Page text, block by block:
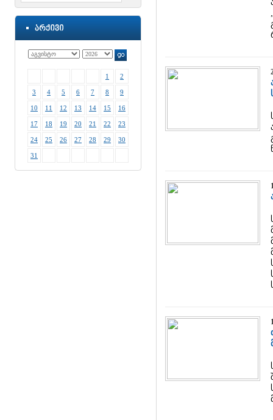
1 2
3 4 5 6 7 8 9
10 11 12 13 14 15 16
17 18 19 20 21 22 23
24 25 26 27 28 29 30
31